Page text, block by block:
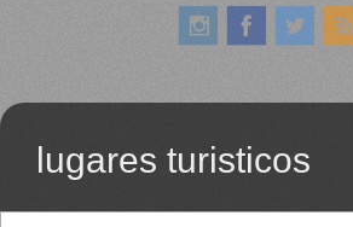
lugares turisticos